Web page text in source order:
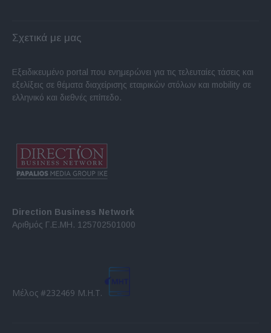
Σχετικά με μας
Εξειδικευμένο portal που ενημερώνει για τις τελευταίες τάσεις και
εξελίξεις σε θέματα διαχείρισης εταιρικών στόλων και mobility σε
ελληνικό και διεθνές επίπεδο.
Direction Business Network
Αριθμός Γ.Ε.ΜΗ. 125702501000
Μέλος #232469 Μ.Η.Τ.